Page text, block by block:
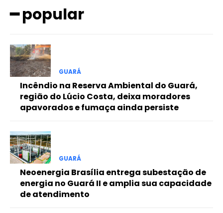
━ pricing plans
Free
Included for free:
Etiam est nibh, lobortis sit
Ut mollis pellentesque tortor
Nullam eu erat condimentum
Donec quis est ac felis
Orci varius natoque dolor
━ popular
GUARÁ
Incêndio na Reserva Ambiental do Guará,
região do Lúcio Costa, deixa moradores
apavorados e fumaça ainda persiste
GUARÁ
Neoenergia Brasília entrega subestação de
energia no Guará II e amplia sua capacidade
de atendimento